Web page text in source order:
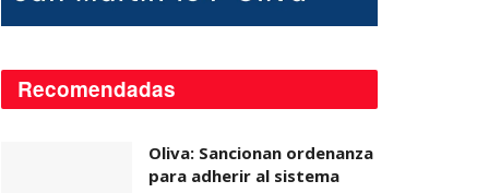
Recomendadas
Oliva: Sancionan ordenanza
para adherir al sistema